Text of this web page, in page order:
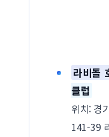
라비돌
클럽
위치: 경
141-39